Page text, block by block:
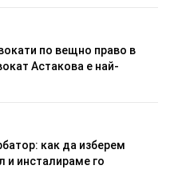
по вещно право в
Астакова е най-
как да изберем
и инсталираме го